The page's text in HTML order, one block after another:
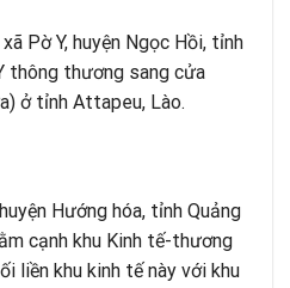
Pờ Y, huyện Ngọc Hồi, tỉnh
thông thương sang cửa
ở tỉnh Attapeu, Lào.
Hướng hóa, tỉnh Quảng
cạnh khu Kinh tế-thương
liền khu kinh tế này với khu